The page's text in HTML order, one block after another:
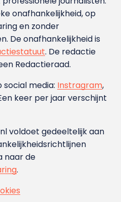
onafhankelijkheid, op
en zonder
De onafhankelijkheid is
. De redactie
Redactieraad.
social media: Instragram,
keer per jaar verschijnt
voldoet gedeeltelijk aan
naar de
.